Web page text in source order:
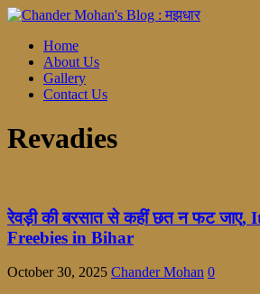
Home
About Us
Gallery
Contact Us
Revadies
रेवड़ी की बरसात से कहीं छत न फट जाए,
Freebies in Bihar
October 30, 2025 Chander Mohan 0